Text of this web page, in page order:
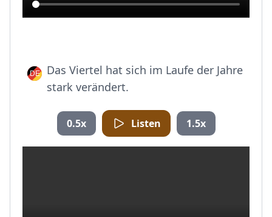
Das Viertel hat sich im Laufe der Jahre
stark verändert.
0.5x Listen 1.5x